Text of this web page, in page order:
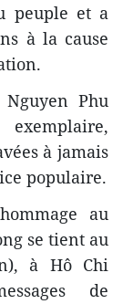
peuple et a
à la cause
Phu
à jamais
populaire.
au
se tient au
à Hô Chi
de